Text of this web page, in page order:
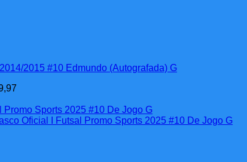
2015 #10 Edmundo (Autografada) G